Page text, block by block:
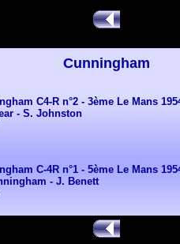
Cunningham
C4-R n°2 - 3ème Le Mans
- S. Johnston
C-4R n°1 - 5ème Le Mans
- J. Benett